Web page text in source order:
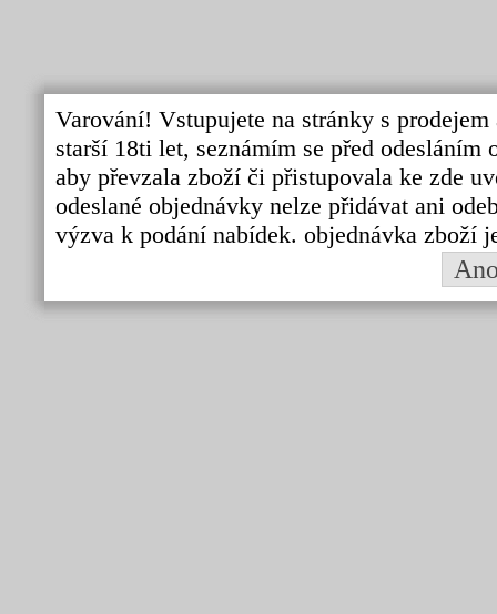
Varování! Vstupujete na stránky s
starší 18ti let, seznámím se před
aby převzala zboží či přistupovala ke zde
odeslané objednávky nelze přidávat ani
výzva k podání nabídek. objednávka zboží